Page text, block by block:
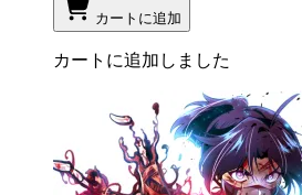
カートに追加
カートに追加しました